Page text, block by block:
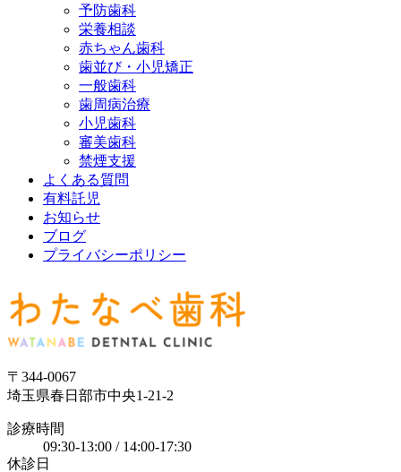
予防歯科
栄養相談
赤ちゃん歯科
歯並び・小児矯正
一般歯科
歯周病治療
小児歯科
審美歯科
禁煙支援
よくある質問
有料託児
お知らせ
ブログ
プライバシーポリシー
〒344-0067
埼玉県春日部市中央1-21-2
診療時間
09:30-13:00 / 14:00-17:30
休診日